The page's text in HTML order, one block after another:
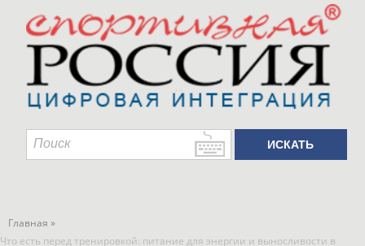
Главная »
Что есть перед тренировкой: питание для энергии и выносливости в